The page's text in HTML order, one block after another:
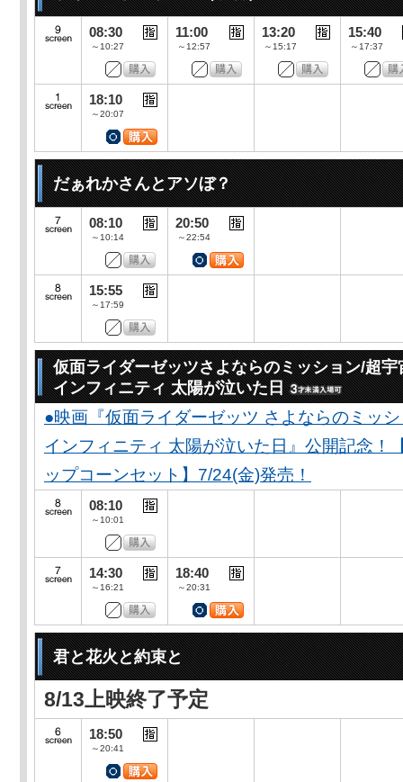
08:30
～10:27
11:00
～12:57
13:20
～15:17
15:40
～17:37
18:10
～20:07
だぁれかさんとアソぼ？
08:10
～10:14
20:50
～22:54
15:55
～17:59
仮面ライダーゼッツさよならのミッション/超
インフィニティ 太陽が泣いた日
●映画『仮面ライダーゼッツ さよならのミッ
インフィニティ 太陽が泣いた日』公開記念！
ップコーンセット】7/24(金)発売！
08:10
～10:01
14:30
～16:21
18:40
～20:31
君と花火と約束と
8/13上映終了予定
18:50
～20:41